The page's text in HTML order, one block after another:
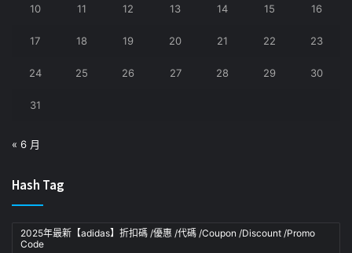
10 11 12 13 14 15 16
17 18 19 20 21 22 23
24 25 26 27 28 29 30
31
« 6 月
Hash Tag
2025年最新【adidas】折扣碼 /優惠 /代碼 /Coupon /Discount /Promo
Code